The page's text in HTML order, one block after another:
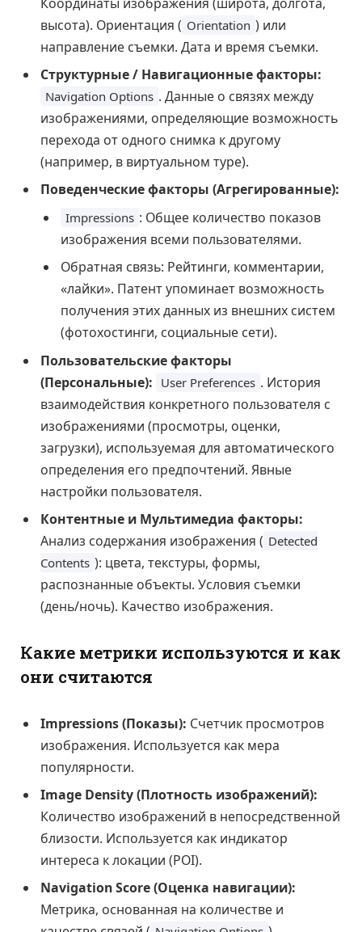
высота). Ориентация ( Orientation ) или
направление съемки. Дата и время съемки.
Структурные / Навигационные факторы:
Navigation Options . Данные о связях между
изображениями, определяющие возможность
перехода от одного снимка к другому
(например, в виртуальном туре).
Поведенческие факторы (Агрегированные):
Impressions : Общее количество показов
изображения всеми пользователями.
Обратная связь: Рейтинги, комментарии,
«лайки». Патент упоминает возможность
получения этих данных из внешних систем
(фотохостинги, социальные сети).
Пользовательские факторы
(Персональные): User Preferences . История
взаимодействия конкретного пользователя с
изображениями (просмотры, оценки,
загрузки), используемая для автоматического
определения его предпочтений. Явные
настройки пользователя.
Контентные и Мультимедиа факторы:
Анализ содержания изображения ( Detected
Contents ): цвета, текстуры, формы,
распознанные объекты. Условия съемки
(день/ночь). Качество изображения.
Какие метрики используются и как
они считаются
Impressions (Показы): Счетчик просмотров
изображения. Используется как мера
популярности.
Image Density (Плотность изображений):
Количество изображений в непосредственной
близости. Используется как индикатор
интереса к локации (POI).
Navigation Score (Оценка навигации):
Метрика, основанная на количестве и